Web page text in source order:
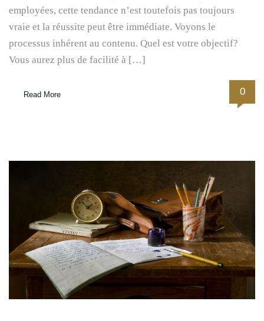
employées, cette tendance n’est toutefois pas toujours
vraie et la réussite peut être immédiate. Voyons le
processus inhérent au contenu. Quel est votre objectif?
Vous aurez plus de facilité à […]
Read More 0